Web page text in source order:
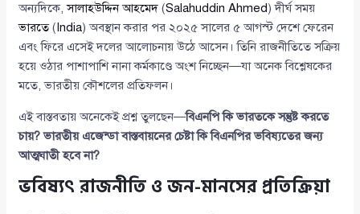
অন্যদিকে,সালাহউদ্দিন আহমেদ (Salahuddin Ahmed) দীর্ঘ সময়
ভারতে(India) অবস্থান করার পর ২০২৫ সালের ৫ আগস্ট দেশে ফেরেন
এবং ফিরে এসেই দলের আলোচনায় উঠে আসেন। তিনি রাজনীতিতে সক্রিয়
হয়ে ওঠার পাশাপাশি নানা কর্মকাণ্ডে অংশ নিচ্ছেন—যা অনেক বিশ্লেষকের
মতে, ভারতীয় কৌশলের প্রতিফলন।
এই বাস্তবতায় অনেকেই প্রশ্ন তুলছেন—বিএনপি কি ভারতকে সন্তুষ্ট করতে
চায়? ভারতীয় এজেন্ডা বাস্তবায়নের চেষ্টা কি বিএনপির ভবিষ্যতের জন্য
আত্মঘাতী হবে না?
ভবিষ্যৎ রাজনীতি ও জন-মানসের প্রতিক্রিয়া